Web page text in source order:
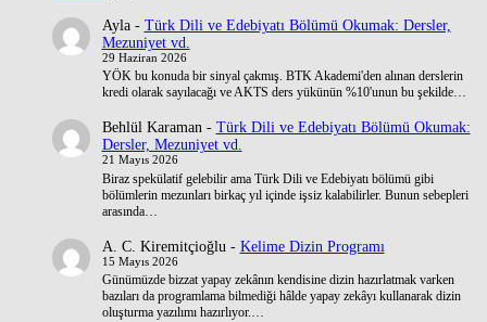
Ayla- Türk Dili ve Edebiyatı Bölümü Okumak: Dersler,
Mezuniyet vd.
29 Haziran 2026
YÖK bu konuda bir sinyal çakmış. BTK Akademi'den alınan derslerin
kredi olarak sayılacağı ve AKTS ders yükünün %10'unun bu şekilde…
Behlül Karaman- Türk Dili ve Edebiyatı Bölümü Okumak:
Dersler, Mezuniyet vd.
21 Mayıs 2026
Biraz spekülatif gelebilir ama Türk Dili ve Edebiyatı bölümü gibi
bölümlerin mezunları birkaç yıl içinde işsiz kalabilirler. Bunun sebepleri
arasında…
A. C. Kiremitçioğlu - Kelime Dizin Programı
15 Mayıs 2026
Günümüzde bizzat yapay zekânın kendisine dizin hazırlatmak varken
bazıları da programlama bilmediği hâlde yapay zekâyı kullanarak dizin
oluşturma yazılımı hazırlıyor.…